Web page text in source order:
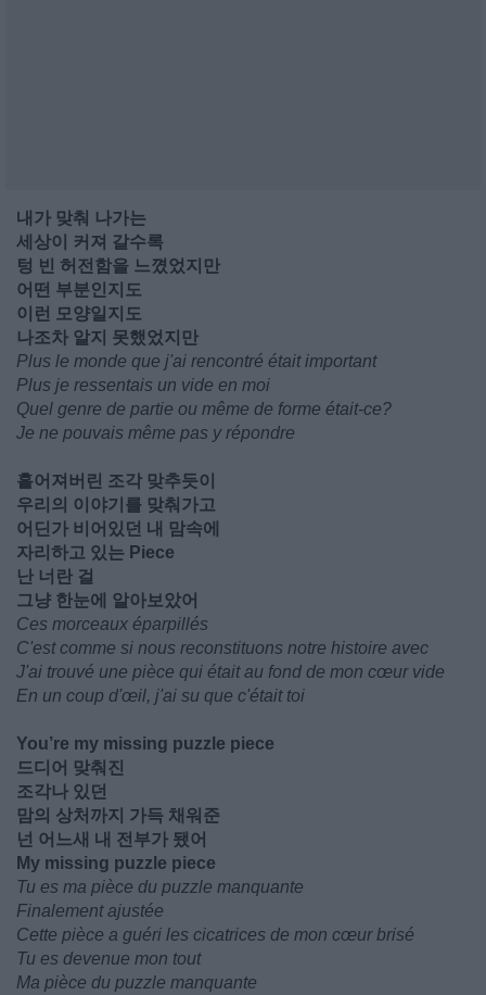
내가 맞춰 나가는
세상이 커져 갈수록
텅 빈 허전함을 느꼈었지만
어떤 부분인지도
이런 모양일지도
나조차 알지 못했었지만
Plus le monde que j'ai rencontré était important
Plus je ressentais un vide en moi
Quel genre de partie ou même de forme était-ce?
Je ne pouvais même pas y répondre
흩어져버린 조각 맞추듯이
우리의 이야기를 맞춰가고
어딘가 비어있던 내 맘속에
자리하고 있는 Piece
난 너란 걸
그냥 한눈에 알아보았어
Ces morceaux éparpillés
C'est comme si nous reconstituons notre histoire avec
J'ai trouvé une pièce qui était au fond de mon cœur vide
En un coup d'œil, j'ai su que c'était toi
You’re my missing puzzle piece
드디어 맞춰진
조각나 있던
맘의 상처까지 가득 채워준
넌 어느새 내 전부가 됐어
My missing puzzle piece
Tu es ma pièce du puzzle manquante
Finalement ajustée
Cette pièce a guéri les cicatrices de mon cœur brisé
Tu es devenue mon tout
Ma pièce du puzzle manquante